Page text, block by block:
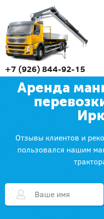
+7 (926) 844-92-15
Аренда
Отзывы клиентов и
пользовался нашим